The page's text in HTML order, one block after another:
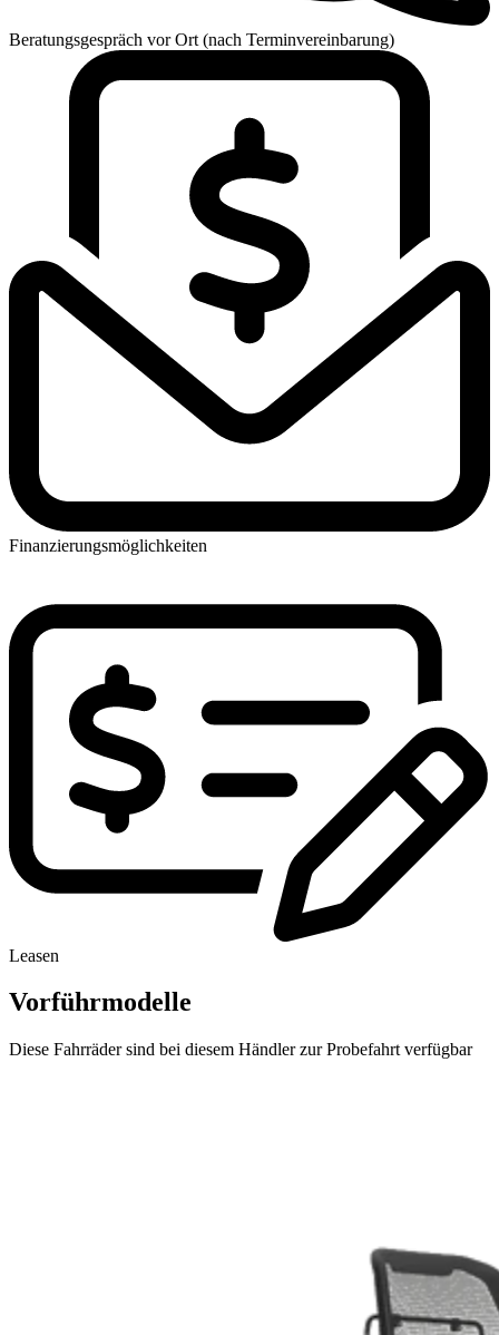
Beratungsgespräch vor Ort (nach Terminvereinbarung)
Finanzierungsmöglichkeiten
Leasen
Vorführmodelle
Diese Fahrräder sind bei diesem Händler zur Probefahrt verfügbar